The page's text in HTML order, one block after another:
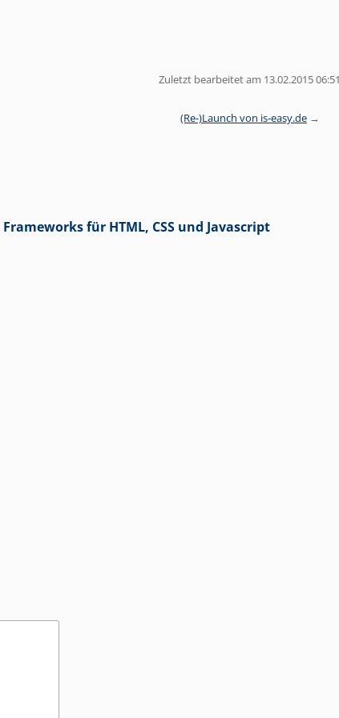
Zuletzt bearbeitet am 13.02.2015 06:51
(Re-)Launch von is-easy.de
Frameworks für HTML, CSS und Javascript